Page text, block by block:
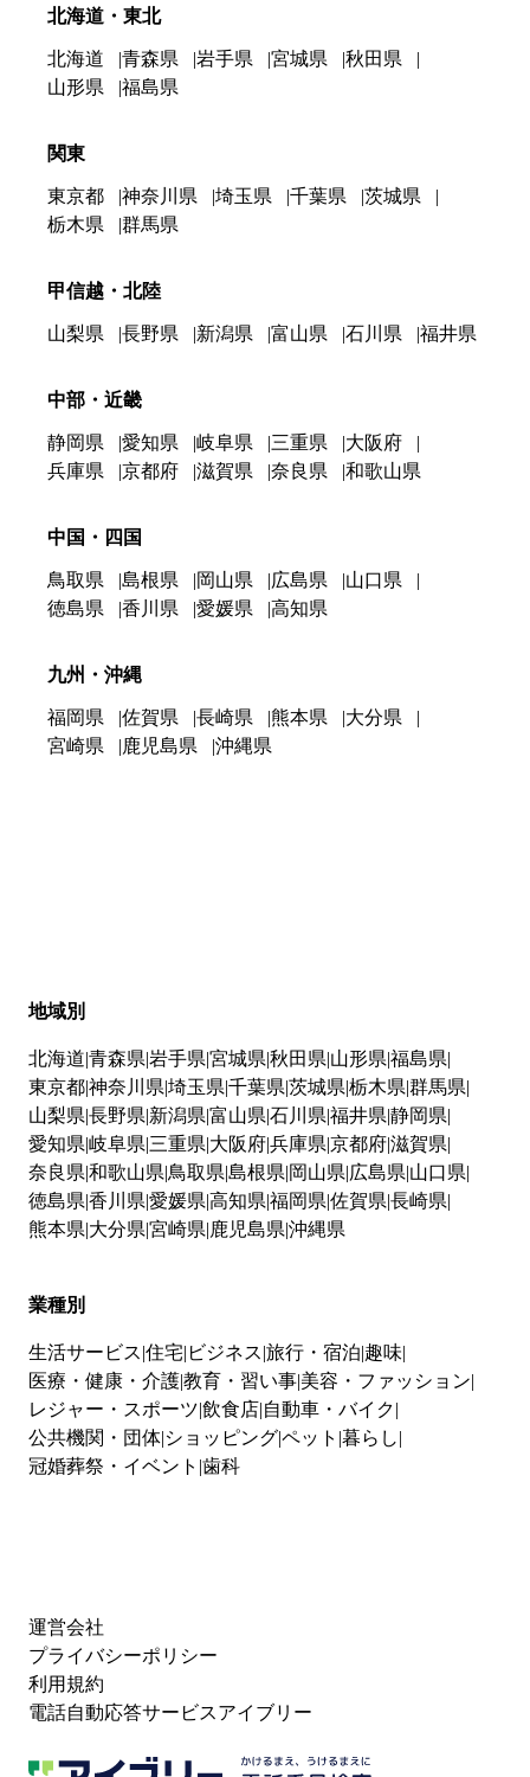
北海道・東北
北海道 青森県 岩手県 宮城県
秋田県
山形県
福島県
関東
東京都 神奈川県 埼玉県 千葉県
茨城県
栃木県
群馬県
甲信越・北陸
山梨県 長野県 新潟県 富山県 石川県 福井県
中部・近畿
静岡県 愛知県 岐阜県 三重県
大阪府
兵庫県
京都府 滋賀県 奈良県 和歌山県
中国・四国
鳥取県 島根県 岡山県 広島県
山口県
徳島県
香川県 愛媛県 高知県
九州・沖縄
福岡県 佐賀県 長崎県 熊本県
大分県
宮崎県
鹿児島県 沖縄県
地域別
北海道 青森県 岩手県 宮城県 秋田県 山形県 福島県
東京都神奈川県 埼玉県 千葉県 茨城県 栃木県 群馬県
山梨県 長野県 新潟県 富山県 石川県 福井県 静岡県
愛知県 岐阜県 三重県 大阪府兵庫県 京都府滋賀県
奈良県 和歌山県 鳥取県 島根県 岡山県 広島県 山口県
徳島県 香川県 愛媛県 高知県 福岡県 佐賀県 長崎県
熊本県 大分県 宮崎県 鹿児島県 沖縄県
業種別
生活サービス 住宅 ビジネス 旅行・宿泊 趣味
医療・健康・介護教育・習い事 美容・ファッション
レジャー・スポーツ 飲食店 自動車・バイク
公共機関・団体 ショッピングペット 暮らし
冠婚葬祭・イベント 歯科
運営会社
プライバシーポリシー
利用規約
電話自動応答サービスアイブリー